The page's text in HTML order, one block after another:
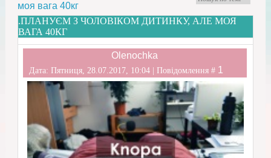
моя вага 40кг
.ПЛАНУЄМ З ЧОЛОВІКОМ ДИТИНКУ, АЛЕ МОЯ
ВАГА 40КГ
Olenochka
Дата: Пятниця, 28.07.2017, 10:04 | Повідомлення # 1